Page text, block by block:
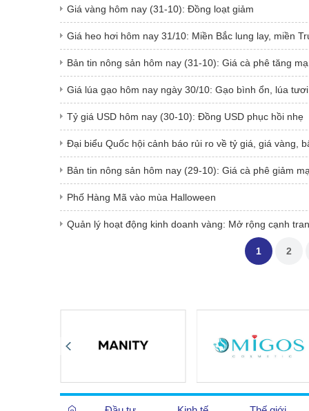
Giá vàng hôm nay (31-10): Đồng loạt giảm
Giá heo hơi hôm nay 31/10: Miền Bắc lung lay, miền
Bản tin nông sản hôm nay (31-10): Giá cà phê tăng
Giá lúa gạo hôm nay ngày 30/10: Gạo bình ổn, lúa
Tỷ giá USD hôm nay (30-10): Đồng USD phục hồi nhẹ
Đại biểu Quốc hội cảnh báo rủi ro về tỷ giá, giá vàng,
Bản tin nông sản hôm nay (29-10): Giá cà phê giảm
Phố Hàng Mã vào mùa Halloween
Quản lý hoạt động kinh doanh vàng: Mở rộng cạnh
1 2